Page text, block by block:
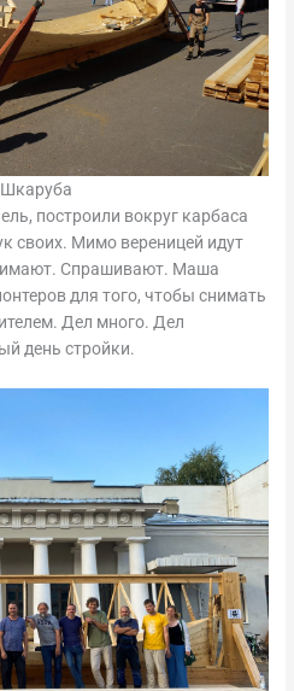
построили вокруг карбаса
своих. Мимо вереницей идут
Спрашивают. Маша
для того, чтобы снимать
Дел много. Дел
день стройки.